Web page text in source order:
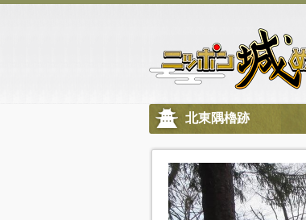
北東隅櫓跡